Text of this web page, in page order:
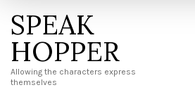
SPEAK
HOPPER
Allowing the characters express
themselves